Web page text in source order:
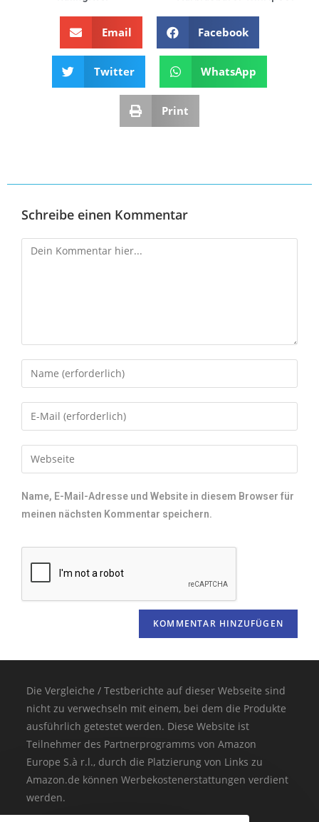
Email Facebook
Twitter WhatsApp
Print
Schreibe einen Kommentar
Name, E-Mail-Adresse und Website in diesem Browser für
meinen nächsten Kommentar speichern.
Die Vergleiche / Testberichte auf dieser Webseite sind
nicht zu verwechseln mit einem, bei dem die Produkte
ausführlich getestet werden. Diese Website ist
Teilnehmer des Partnerprogramms von Amazon
Europe S.à r.l., durch die Platzierung von Links zu
Amazon.de können Werbekostenerstattungen verdient
werden.